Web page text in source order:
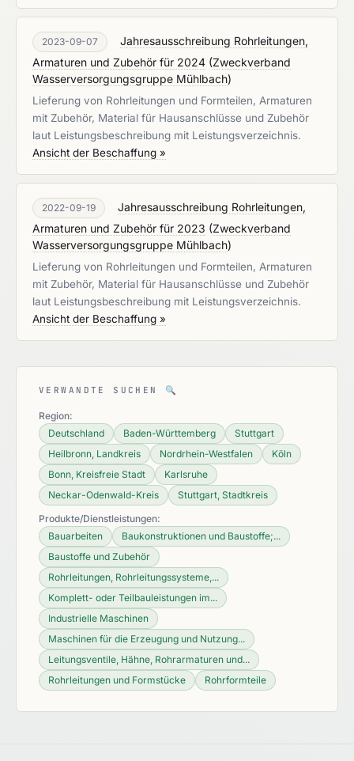
2023-09-07
Jahresausschreibung Rohrleitungen,
Armaturen und Zubehör für 2024 (Zweckverband
Wasserversorgungsgruppe Mühlbach)
Lieferung von Rohrleitungen und Formteilen, Armaturen
mit Zubehör, Material für Hausanschlüsse und Zubehör
laut Leistungsbeschreibung mit Leistungsverzeichnis.
Ansicht der Beschaffung »
2022-09-19
Jahresausschreibung Rohrleitungen,
Armaturen und Zubehör für 2023 (Zweckverband
Wasserversorgungsgruppe Mühlbach)
Lieferung von Rohrleitungen und Formteilen, Armaturen
mit Zubehör, Material für Hausanschlüsse und Zubehör
laut Leistungsbeschreibung mit Leistungsverzeichnis.
Ansicht der Beschaffung »
VERWANDTE SUCHEN 🔍
Region:
Deutschland
Baden-Württemberg
Stuttgart
Heilbronn, Landkreis
Nordrhein-Westfalen
Köln
Bonn, Kreisfreie Stadt
Karlsruhe
Neckar-Odenwald-Kreis
Stuttgart, Stadtkreis
Produkte/Dienstleistungen:
Bauarbeiten
Baukonstruktionen und Baustoffe;...
Baustoffe und Zubehör
Rohrleitungen, Rohrleitungssysteme,...
Komplett- oder Teilbauleistungen im...
Industrielle Maschinen
Maschinen für die Erzeugung und Nutzung...
Leitungsventile, Hähne, Rohrarmaturen und...
Rohrleitungen und Formstücke
Rohrformteile